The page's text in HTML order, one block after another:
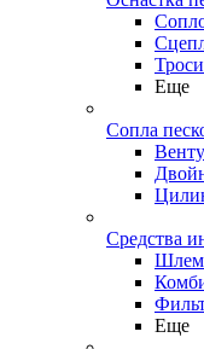
Еще
Сопла
Средства
Еще